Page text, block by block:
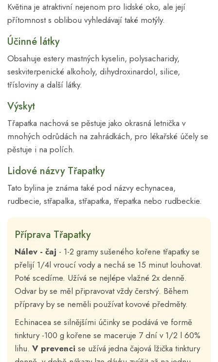
Květina je atraktivní nejenom pro lidské oko, ale její
přítomnost s oblibou vyhledávají také motýly.
Účinné látky
Obsahuje estery mastných kyselin, polysacharidy,
seskviterpenické alkoholy, dihydroxinardol, silice,
třísloviny a další látky.
Výskyt
Třapatka nachová se pěstuje jako okrasná letnička v
mnohých odrůdách na zahrádkách, pro lékařské účely se
pěstuje i na polích.
Lidové názvy Třapatky
Tato bylina je známa také pod názvy echynacea,
rudbecie, střapalka, střapatka, třepatka nebo rudbeckie.
Příprava Třapatky
Nálev - čaj - 1-2 gramy sušeného kořene třapatky se
přelijí 1/4l vroucí vody a nechá se 15 minut louhovat.
Poté scedíme. Užívá se nejlépe vlažné 2x denně.
Odvar by se měl připravovat vždy čerstvý. Během
přípravy by se neměli používat kovové předměty.
Echinacea se silnějšími účinky se podává ve formě
tinktury -100 g kořene se maceruje 7 dní v 1/2 l 60%
lihu. V prevenci se užívá jedna čajová lžička tinktury